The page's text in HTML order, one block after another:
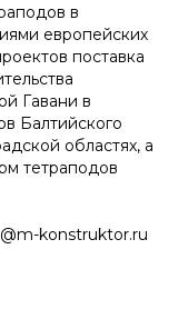
в
европейских
поставка
Гавани в
Балтийского
областях, а
тетраподов
konstruktor.ru